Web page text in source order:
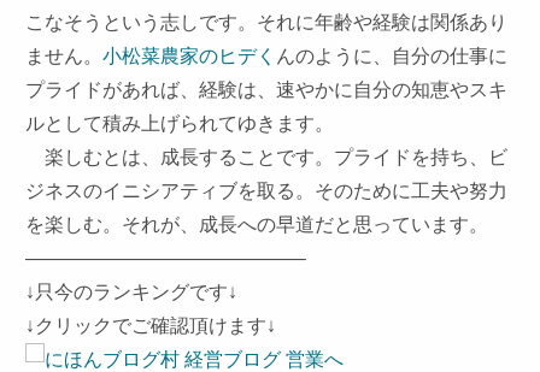
こなそうという志しです。それに年齢や経験は関係あり
ません。小松菜農家のヒデく んのように、自分の仕事に
プライドがあれば、経験は、速やかに自分の知恵やスキ
ルとして積み上げられてゆきます。
楽しむとは、成長すること です。プライドを持ち、ビ
ジネスのイニシアティブを取る。そのために工夫や努力
を楽しむ。それが、成長への早道だと思っています。
——————————————–
↓只今のランキングです↓
↓クリックでご確認頂けます↓